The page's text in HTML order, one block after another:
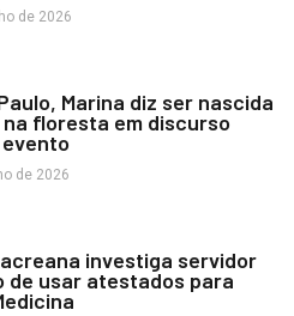
de 2026
Marina diz ser nascida
floresta em discurso
de 2026
investiga servidor
de usar atestados para